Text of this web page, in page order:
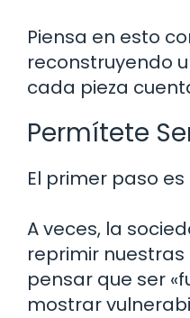
Piensa en esto
reconstruyendo
cada pieza
Permítete
El primer paso
A veces, la
reprimir nuestras
pensar que ser
mostrar